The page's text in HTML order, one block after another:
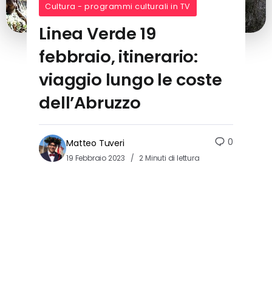
Cultura - programmi culturali in TV
Linea Verde 19
febbraio, itinerario:
viaggio lungo le coste
dell’Abruzzo
Matteo Tuveri
19 Febbraio 2023 2 Minuti di lettura
0